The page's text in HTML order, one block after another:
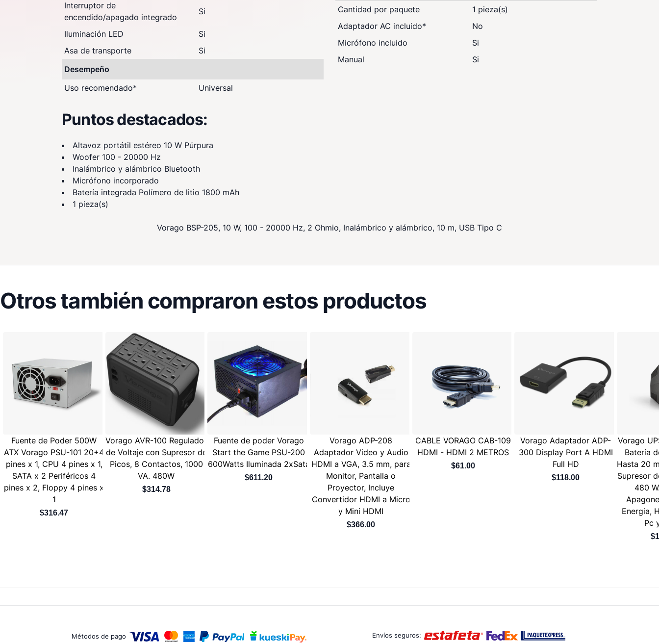
Interruptor de
encendido/apagado integrado
Si
Iluminación LED
Si
Asa de transporte
Si
Desempeño
Uso recomendado* Universal
Cantidad por paquete
1 pieza(s)
Adaptador AC incluido*
No
Micrófono incluido
Si
Manual
Si
Puntos destacados:
Altavoz portátil estéreo 10 W Púrpura
Woofer 100 - 20000 Hz
Inalámbrico y alámbrico Bluetooth
Micrófono incorporado
Batería integrada Polímero de litio 1800 mAh
1 pieza(s)
Vorago BSP-205, 10 W, 100 - 20000 Hz, 2 Ohmio, Inalámbrico y alámbrico, 10 m, USB Tipo C
Otros también compraron estos productos
Fuente de Poder 500W
ATX Vorago PSU-101 20+4
pines x 1, CPU 4 pines x 1,
SATA x 2 Periféricos 4
pines x 2, Floppy 4 pines x
1
$316.47
Vorago AVR-100 Regulador
de Voltaje con Supresor de
Picos, 8 Contactos, 1000
VA. 480W
$314.78
Fuente de poder Vorago
Start the Game PSU-200
600Watts Iluminada 2xSata
$611.20
Vorago ADP-208
Adaptador Video y Audio
HDMI a VGA, 3.5 mm, para
Monitor, Pantalla o
Proyector, Incluye
Convertidor HDMI a Micro
y Mini HDMI
$366.00
CABLE VORAGO CAB-109
HDMI - HDMI 2 METROS
$61.00
Vorago Adaptador ADP-
300 Display Port A HDMI
Full HD
$118.00
Vorago
Batería
Hasta 20
Supresor
480
Energia,
Pc
Métodos de pago Envíos seguros: